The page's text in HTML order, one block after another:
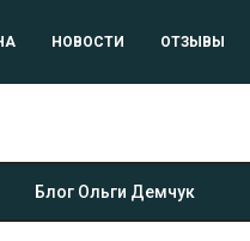
НОВОСТИ ОТЗЫВЫ
Блог Ольги Демчук